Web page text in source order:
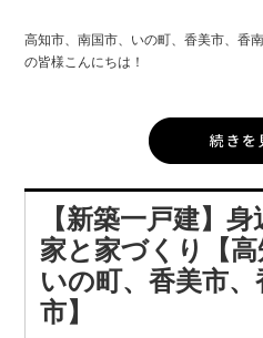
高知市、南国市、いの町、香美市、香
の皆様！ 理想の暮らしをごお聞かせく
国市、いの町、香美市、香南市、土佐市
で、 リビングは広めがちょうどいいか
客さんが来たときにも安心です。
・お出かけ前後に便利な収納スペース
に設置すれば、 外出時に使う物をまと
す。 お出かけ前後に家の中を駆け回る
です♪
踊り場を広めに確保して、家族の本棚
活用するのもいいですね。
もしかしたら階段の踊り場に座り心地
ス兼プチ書斎にならできるかも！
収納にこだわりたいなら、階段周りの
め。
高知市、南国市、いの町、香美市、香
の皆様こんにちは！
新築を建てるときの最初の一歩は情報
ています。
今回は高知市、南国市、いの町、香美
お考えの皆様に、 カタログを請求して
功に導く方法についてお話ししていき
高知市、南国市、いの町、香美市、香
【新築一戸建】
家と家づくり【高
いの町、香美市
市】